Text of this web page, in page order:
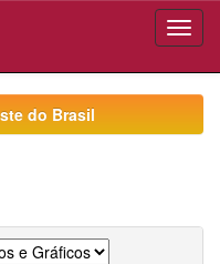
do Brasil